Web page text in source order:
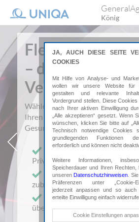
König
Flexibel,
– die neue
Versicherung!
Wählen Sie Ärzt:innen selbst und
Ihren Schutz alle 3 Jahre ohne
Gesundheitsprüfung.
Freie Wahl: Kassen-, Wahl-
Privatärzt:innen
Extraschutz-Bausteine
zubuchbar
Telemedizin &
über myUNIQA
JA, AUCH DIESE SEITE
COOKIES
Mit Hilfe von Analyse- und
wollen wir unsere Website für
gestalten und relevante
Vordergrund stellen. Diese
nach Ihrer aktiven Einwilligung
„Alle akzeptieren“ gesetzt. Wenn
wünschen, klicken Sie bitte auf
Technisch notwendige Cookies
grundlegenden Funktionen
erforderlich und können nicht
Weitere Informationen,
Speicherdauer und Ihren Rechten,
unserenDatenschutzhinweisen .
Präferenzen unter „Cookie-
jederzeit anpassen und so auch
erteilte Einwilligung einfach
Technische Cookies
Cookie Einstellungen